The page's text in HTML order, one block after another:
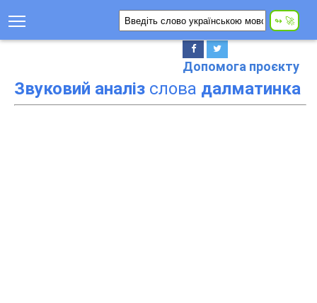
Допомога проєкту
Звуковий аналіз слова далматинка